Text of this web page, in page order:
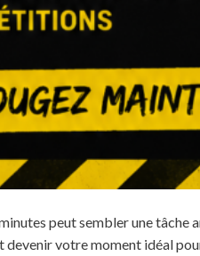
peut sembler une
devenir votre moment idéal